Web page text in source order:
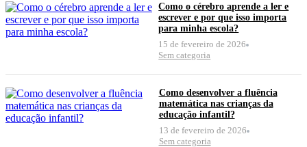
Como o cérebro aprende a ler e
escrever e por que isso importa
para minha escola?
15 de fevereiro de 2026
Sem categoria
Como desenvolver a fluência
matemática nas crianças da
educação infantil?
13 de fevereiro de 2026
Sem categoria